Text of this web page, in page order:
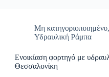
Μη κατηγοριοποιημένο,
Υδραυλική Ράμπα
Ενοικίαση φορτηγό με
Θεσσαλονίκη